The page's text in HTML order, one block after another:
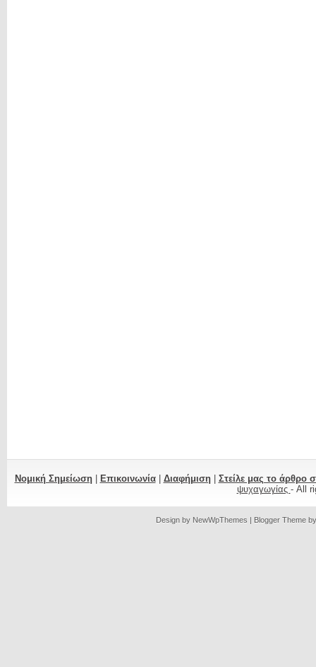
Νομική Σημείωση| Επικοινωνία| Διαφήμιση| Στείλε μας το άρθρο
ψυχαγωγίας - All
Design by NewWpThemes | Blogger Theme